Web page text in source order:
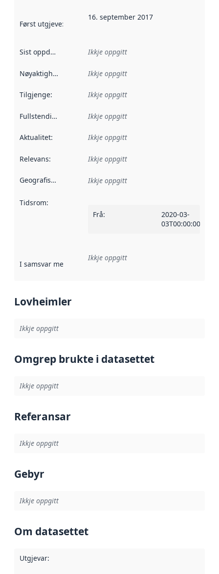
Først utgjeve: Denne datoen seier når dataa i dette
16. september 2017
Sist oppdatert Ikkje oppgitt
Nøyaktigheit Ikkje oppgitt
Tilgjenge: Ikkje oppgitt
Fullstendigheit Ikkje oppgitt
Aktualitet: Ikkje oppgitt
Relevans: Ikkje oppgitt
Geografisk område Ikkje oppgitt
Tidsrom:
Frå:
2020-03-
03T00:00:00Z
I samsvar med Referanse til ei implementeringsregel eller
Ikkje oppgitt
Lovheimler
Ikkje oppgitt
Omgrep brukte i datasettet
Ikkje oppgitt
Referansar
Ikkje oppgitt
Gebyr
Ikkje oppgitt
Om datasettet
Utgjevar: